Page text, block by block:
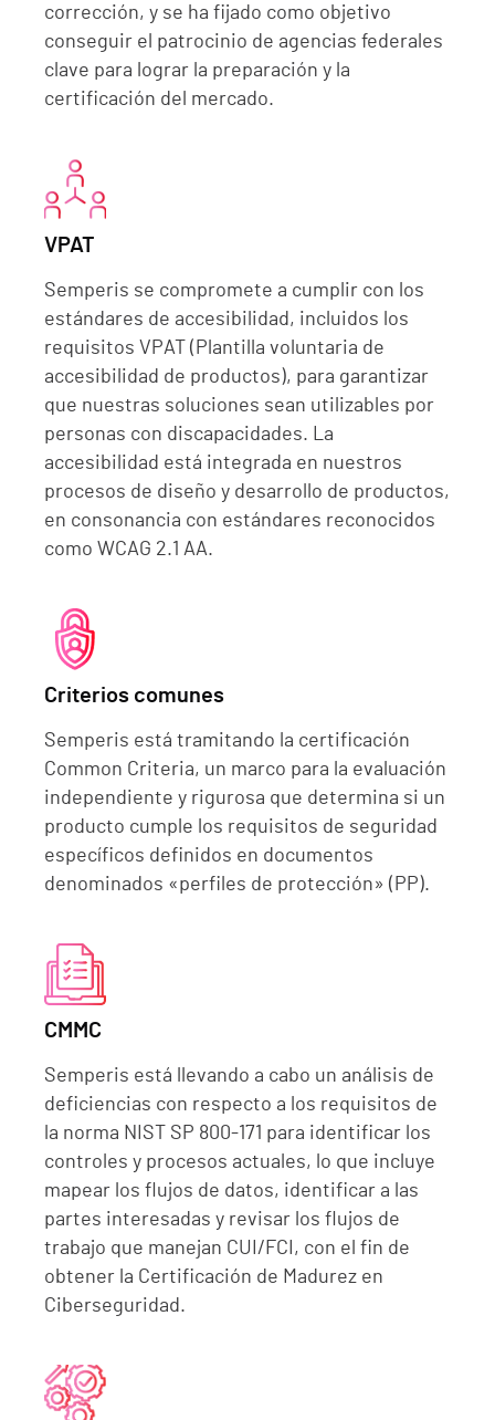
corrección, y se ha fijado como objetivo
conseguir el patrocinio de agencias federales
clave para lograr la preparación y la
certificación del mercado.
VPAT
Semperis se compromete a cumplir con los
estándares de accesibilidad, incluidos los
requisitos VPAT (Plantilla voluntaria de
accesibilidad de productos), para garantizar
que nuestras soluciones sean utilizables por
personas con discapacidades. La
accesibilidad está integrada en nuestros
procesos de diseño y desarrollo de productos,
en consonancia con estándares reconocidos
como WCAG 2.1 AA.
Criterios comunes
Semperis está tramitando la certificación
Common Criteria, un marco para la evaluación
independiente y rigurosa que determina si un
producto cumple los requisitos de seguridad
específicos definidos en documentos
denominados «perfiles de protección» (PP).
CMMC
Semperis está llevando a cabo un análisis de
deficiencias con respecto a los requisitos de
la norma NIST SP 800-171 para identificar los
controles y procesos actuales, lo que incluye
mapear los flujos de datos, identificar a las
partes interesadas y revisar los flujos de
trabajo que manejan CUI/FCI, con el fin de
obtener la Certificación de Madurez en
Ciberseguridad.